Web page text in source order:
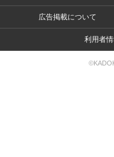
広告掲載について
利用者